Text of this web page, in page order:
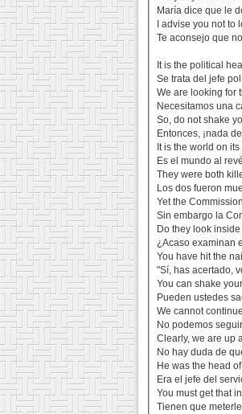
María dice que le
I advise
Te aconsejo que
It is the political
Se trata del jefe
We are looking for
Necesitamos una
So, do not shake
Entonces, ¡nada
It is the world on
Es el mundo al
They were both
Los dos fueron
Yet the
Sin embargo la
Do they look
¿Acaso examinan
You have hit the
"Sí, has acertado,
You can shake
Pueden ustedes
We cannot
No podemos
Clearly, we are up
No hay duda de
He was the head
Era el jefe del
You must get that
Tienen que